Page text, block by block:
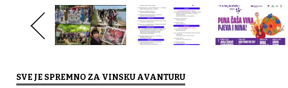
SVE JE SPREMNO ZA VINSKU AVANTURU